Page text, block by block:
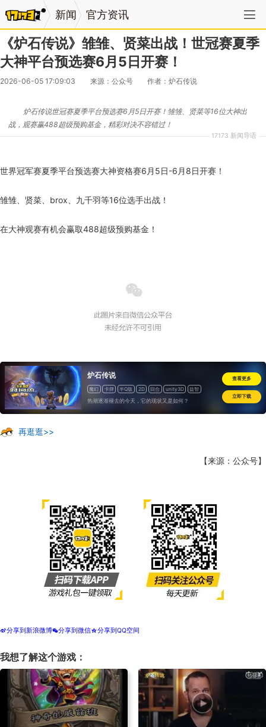
新闻 官方资讯
《炉石传说》雏雏、贤菜出战！世冠赛夏季
大神平台预选赛6月5日开赛！
2026-06-05 17:09:03 来源：公众号 作者：炉石传说
17173 新闻导语
炉石传说世冠赛夏季平台预选赛6月5日开赛！雏雏、贤菜等16位大神出
战，观赛赢488超级预购基金，精彩对决不容错过！
世界冠军赛夏季平台预选赛大神资格赛6月5日-6月8日开赛！
雏雏、贤菜、brox、九千羽等16位选手出战！
在大神观赛有机会赢取488超级预购基金！
炉石传说
魔幻 卡牌 半Q版 2D 回合 unity3D
益智
休闲
道具收费
热潮逐渐褪去的今天，它的现状又是如何？
查看更多
立即下载
再逛逛>>
【来源：公众号】
t分享到新浪微博w分享到微信z分享到QQ空间
我想了解这个游戏：